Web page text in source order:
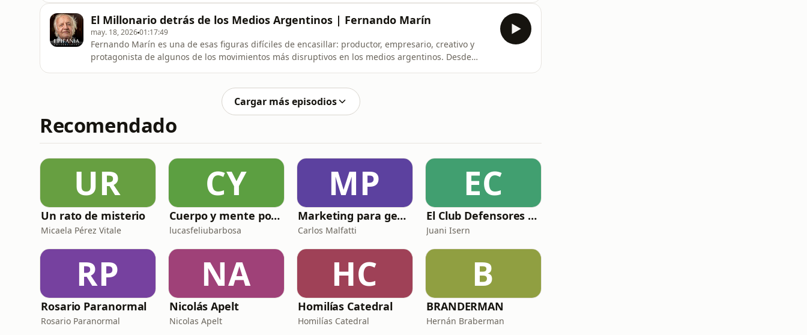
https://tinyurl.com/EpifaniaxGhostWriterAcademyGuillermo cuen
El Millonario detrás de los Medios Argentinos | Fernando Marín
may. 18, 202601:17:49
Fernando Marín es una de esas figuras difíciles de encasillar: productor, empresario, creativo y
protagonista de algunos de los movimientos más disruptivos en los medios argentinos. Desde
Cargar más episodios
Recomendado
UR
Un rato de misterio
Micaela Pérez Vitale
CY
Cuerpo y mente por el mundo
lucasfeliubarbosa
MP
Marketing para gente como uno
Carlos Malfatti
EC
El Club Defensores del Podcast
Juani Isern
RP
Rosario Paranormal
Rosario Paranormal
NA
Nicolás Apelt
Nicolas Apelt
HC
Homilías Catedral
Homilías Catedral
B
BRANDERMAN
Hernán Braberman